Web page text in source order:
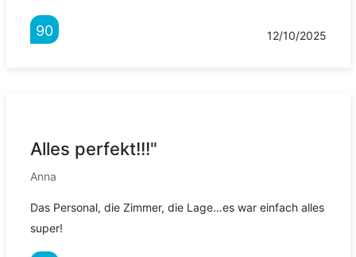
90 12/10/2025
Alles perfekt!!!"
Anna
Das Personal, die Zimmer, die Lage…es war einfach alles
super!